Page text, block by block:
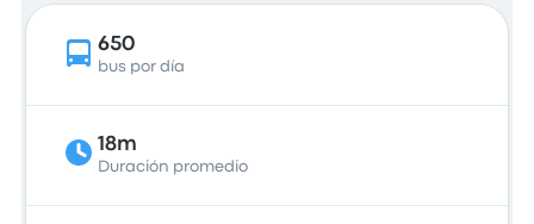
650
bus por día
18m
Duración promedio